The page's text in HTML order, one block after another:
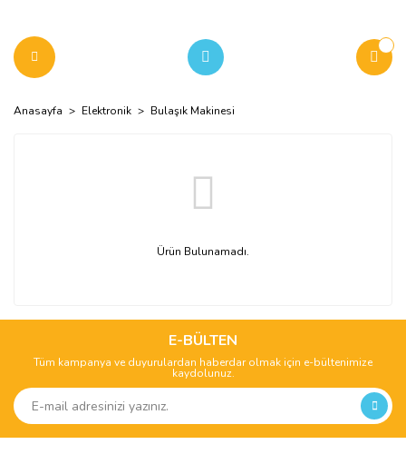
Anasayfa Elektronik Bulaşık Makinesi
Ürün Bulunamadı.
E-BÜLTEN
Tüm kampanya ve duyurulardan haberdar olmak için e-bültenimize
kaydolunuz.